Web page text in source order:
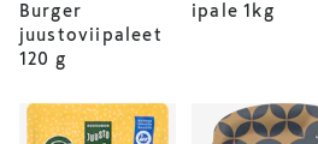
Burger
juustoviipaleet
120 g
ipale 1kg